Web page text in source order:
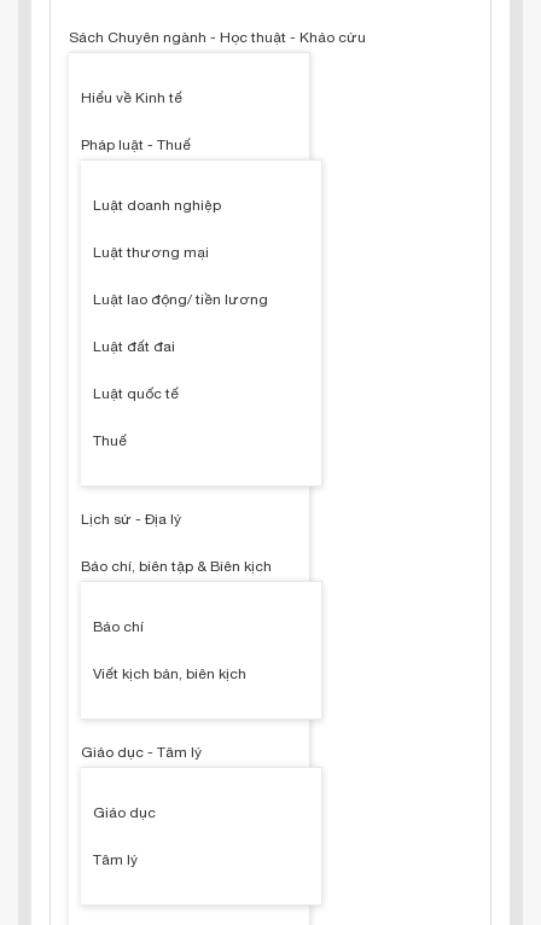
Sách Chuyên ngành - Học thuật - Khảo cứu
Hiểu về Kinh tế
Pháp luật - Thuế
Luật doanh nghiệp
Luật thương mại
Luật lao động/ tiền lương
Luật đất đai
Luật quốc tế
Thuế
Lịch sử - Địa lý
Báo chí, biên tập & Biên kịch
Báo chí
Viết kịch bản, biên kịch
Giáo dục - Tâm lý
Giáo dục
Tâm lý